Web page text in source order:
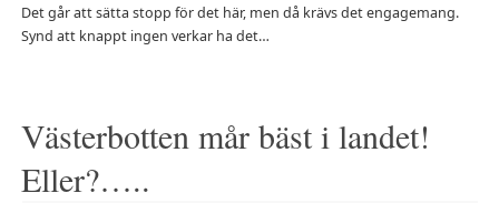
Det går att sätta stopp för det här, men då krävs det engagemang.
Synd att knappt ingen verkar ha det…
Västerbotten mår bäst i landet!
Eller?…..